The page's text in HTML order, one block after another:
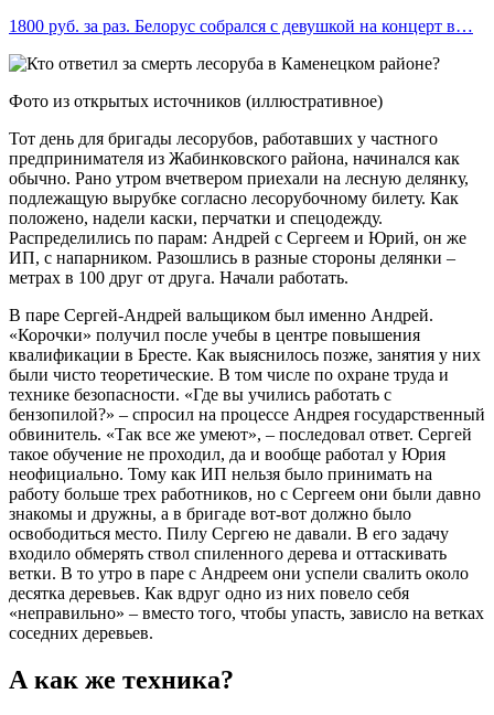
1800 руб. за раз. Белорус собрался с девушкой на концерт в…
Фото из открытых источников (иллюстративное)
Тот день для бригады лесорубов, работавших у частного
предпринимателя из Жабинковского района, начинался как
обычно. Рано утром вчетвером приехали на лесную делянку,
подлежащую вырубке согласно лесорубочному билету. Как
положено, надели каски, перчатки и спецодежду.
Распределились по парам: Андрей с Сергеем и Юрий, он же
ИП, с напарником. Разошлись в разные стороны делянки –
метрах в 100 друг от друга. Начали работать.
В паре Сергей-Андрей вальщиком был именно Андрей.
«Корочки» получил после учебы в центре повышения
квалификации в Бресте. Как выяснилось позже, занятия у них
были чисто теоретические. В том числе по охране труда и
технике безопасности. «Где вы учились работать с
бензопилой?» – спросил на процессе Андрея государственный
обвинитель. «Так все же умеют», – последовал ответ. Сергей
такое обучение не проходил, да и вообще работал у Юрия
неофициально. Тому как ИП нельзя было принимать на
работу больше трех работников, но с Сергеем они были давно
знакомы и дружны, а в бригаде вот-вот должно было
освободиться место. Пилу Сергею не давали. В его задачу
входило обмерять ствол спиленного дерева и оттаскивать
ветки. В то утро в паре с Андреем они успели свалить около
десятка деревьев. Как вдруг одно из них повело себя
«неправильно» – вместо того, чтобы упасть, зависло на ветках
соседних деревьев.
А как же техника?